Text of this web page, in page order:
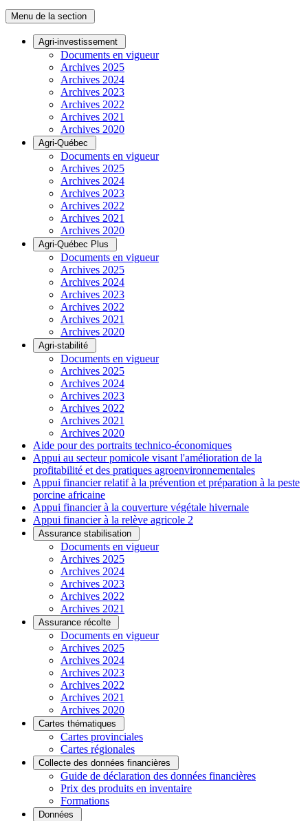
Menu de la section
Agri-investissement
Documents en vigueur
Archives 2025
Archives 2024
Archives 2023
Archives 2022
Archives 2021
Archives 2020
Agri-Québec
Documents en vigueur
Archives 2025
Archives 2024
Archives 2023
Archives 2022
Archives 2021
Archives 2020
Agri-Québec Plus
Documents en vigueur
Archives 2025
Archives 2024
Archives 2023
Archives 2022
Archives 2021
Archives 2020
Agri-stabilité
Documents en vigueur
Archives 2025
Archives 2024
Archives 2023
Archives 2022
Archives 2021
Archives 2020
Aide pour des portraits technico-économiques
Appui au secteur pomicole visant l'amélioration de la
profitabilité et des pratiques agroenvironnementales
Appui financier relatif à la prévention et préparation à la peste
porcine africaine
Appui financier à la couverture végétale hivernale
Appui financier à la relève agricole 2
Assurance stabilisation
Documents en vigueur
Archives 2025
Archives 2024
Archives 2023
Archives 2022
Archives 2021
Assurance récolte
Documents en vigueur
Archives 2025
Archives 2024
Archives 2023
Archives 2022
Archives 2021
Archives 2020
Cartes thématiques
Cartes provinciales
Cartes régionales
Collecte des données financières
Guide de déclaration des données financières
Prix des produits en inventaire
Formations
Données